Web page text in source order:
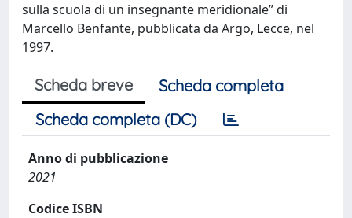
sulla scuola di un insegnante meridionale” di
Marcello Benfante, pubblicata da Argo, Lecce, nel
1997.
Scheda breve
Scheda completa
Scheda completa (DC)
Anno di pubblicazione
2021
Codice ISBN